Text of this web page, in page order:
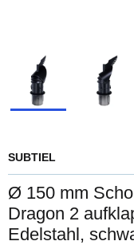
SUBTIEL
Ø 150 mm
Dragon 2
Edelstahl,